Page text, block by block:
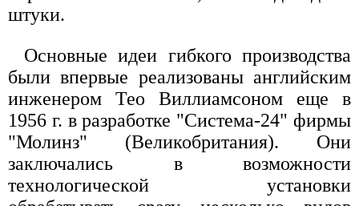
штуки.
Основные идеи гибкого производства
были впервые реализованы английским
инженером Тео Виллиамсоном еще в
1956 г. в разработке "Система-24" фирмы
"Молинз" (Великобритания). Они
заключались в возможности
технологической установки